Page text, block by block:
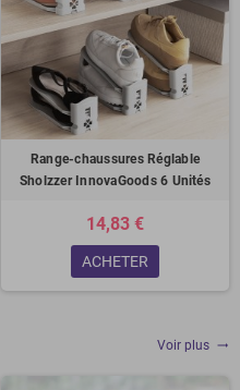
Range-chaussures Réglable
Sholzzer InnovaGoods 6 Unités
14,83 €
ACHETER
Voir plus trending_flat